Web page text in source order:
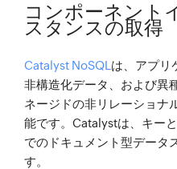
コンポーネント
スタンスの取得
Catalyst NoSQL は、アプリ
非構造化データ、および異
ネージドの非リレーショナ
能です。Catalystは、キー
でのドキュメント型データ
す。